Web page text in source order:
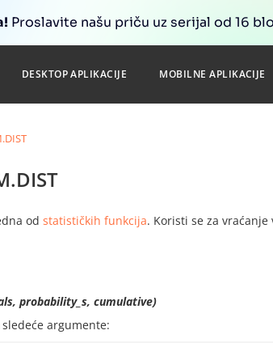
Proslavite našu priču uz serijal od 16
DESKTOP APLIKACIJE MOBILNE APLIKACIJE
od statističkih funkcija. Koristi se za
probability_s, cumulative)
argumente: